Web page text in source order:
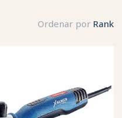
Ordenar por Rank